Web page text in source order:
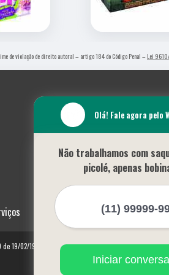
de violação de direito autoral – artigo 184 do Código Penal – Lei
19/02/1998)
Olá! Fale agora pelo
Não trabalhamos com
picolé, apenas
Iniciar conversa